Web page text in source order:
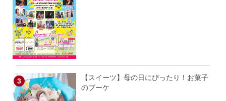
【スイーツ】母の日にぴったり！お菓子
のブーケ